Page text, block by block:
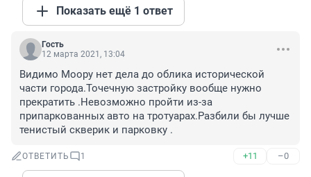
Показать ещё 1 ответ
Гость
12 марта 2021, 13:04
Видимо Моору нет дела до облика исторической
части города.Точечную застройку вообще нужно
прекратить .Невозможно пройти из-за
припаркованных авто на тротуарах.Разбили бы лучше
тенистый скверик и парковку .
ОТВЕТИТЬ 1 +11 –0